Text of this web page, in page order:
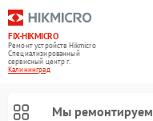
FIX-HIKMICRO
Ремонт устройств Hikmicro
Специализированный
cервисный центр г.
Калининград
Мы ремонтируем